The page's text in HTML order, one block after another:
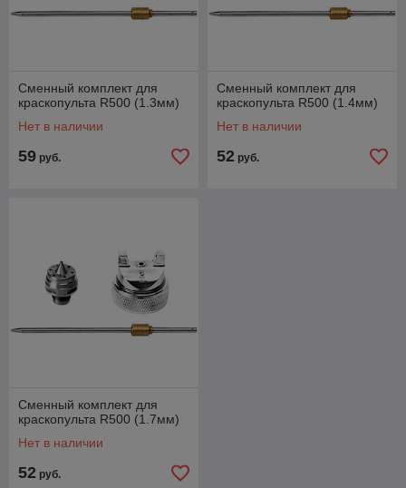
Сменный комплект для
краскопульта R500 (1.3мм)
Нет в наличии
59 руб.
Сменный комплект для
краскопульта R500 (1.4мм)
Нет в наличии
52 руб.
Сменный комплект для
краскопульта R500 (1.7мм)
Нет в наличии
52 руб.